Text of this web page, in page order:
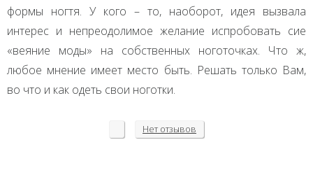
формы ногтя. У кого – то, наоборот, идея вызвала
интерес и непреодолимое желание испробовать сие
«веяние моды» на собственных ноготочках. Что ж,
любое мнение имеет место быть. Решать только Вам,
во что и как одеть свои ноготки.
Нет отзывов